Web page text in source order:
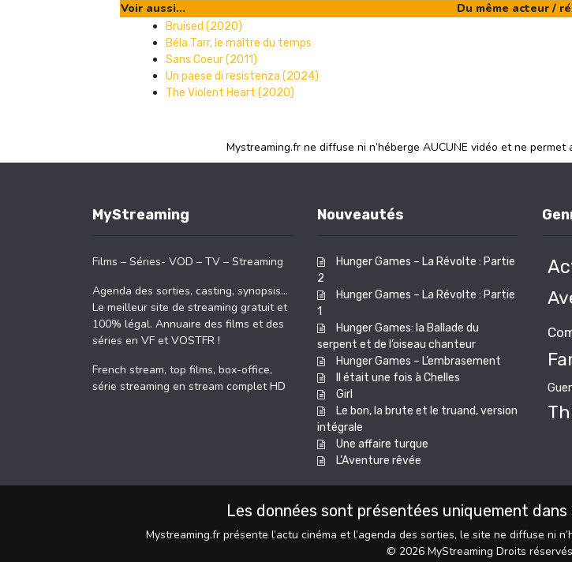
Voir aussi... Du même acteur /
Bruised (2020)
Béla Tarr, le maître du temps
Sans Coeur (2011)
Un paese di resistenza (2024)
The Violent Heart (2020)
Mystreaming.fr ne diffuse ni n’héberge AUCUNE vidéo et ne
MyStreaming
Films – Séries- VOD – TV – Streaming
Agenda des sorties, casting, synopsis…
Le meilleur site de streaming gratuit et
100% légal. Annuaire des films et des
séries en VF et VOSTFR !
French stream, top films, box-office,
série streaming en stream complet HD
Nouveautés
Hunger Games – La Révolte : Partie
2
Hunger Games – La Révolte : Partie
1
Hunger Games: la Ballade du
serpent et de l’oiseau chanteur
Hunger Games – L’embrasement
Il était une fois à Chelles
Girl
Le bon, la brute et le truand, version
intégrale
Une affaire turque
L’Aventure rêvée
Les données sont présentées uniquement
Mystreaming.fr présente l’actu cinéma et l’agenda des sorties, le site ne diffuse ni
© 2026 MyStreaming Droits